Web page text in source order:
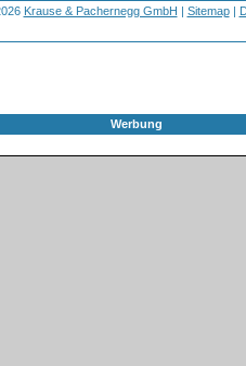
Krause & Pachernegg GmbH | Sitemap|
Werbung